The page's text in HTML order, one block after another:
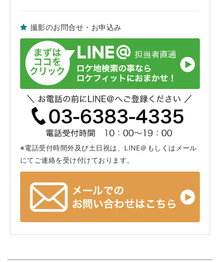
撮影のお問合せ・お申込み
※電話受付時間外及び土日祝は、LINE＠もしくはメール
にてご連絡を受け付けております。